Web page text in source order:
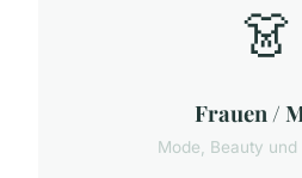
👗
Frauen /
Mode, Beauty und